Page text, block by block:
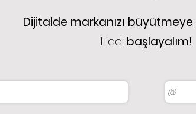
Dijitalde markanızı büyütmeye
Hadi başlayalım!